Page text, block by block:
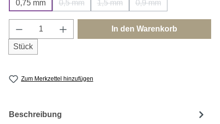
0,75 mm 0,5 mm
(Diese Option ist zurzeit nicht verfügbar.)
1,5 mm
(Diese Option ist zurzeit nicht
0,9 mm
Produkt Anzahl: Gib den gewünschten
Stück
In den Warenkorb
Zum Merkzettel hinzufügen
Beschreibung